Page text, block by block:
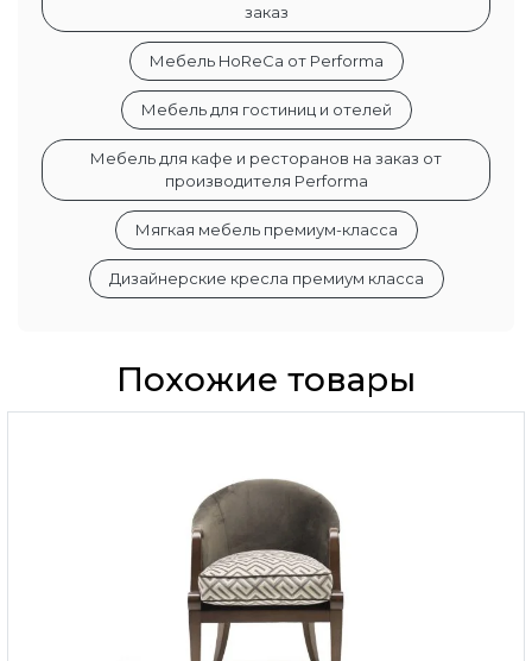
заказ
Мебель HoReCa от Performa
Мебель для гостиниц и отелей
Мебель для кафе и ресторанов на заказ от
производителя Performa
Мягкая мебель премиум-класса
Дизайнерские кресла премиум класса
Похожие товары